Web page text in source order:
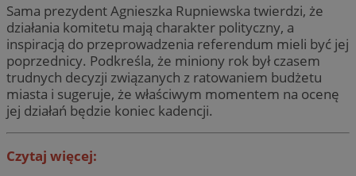
Sama prezydent Agnieszka Rupniewska twierdzi, że
działania komitetu mają charakter polityczny, a
inspiracją do przeprowadzenia referendum mieli być jej
poprzednicy. Podkreśla, że miniony rok był czasem
trudnych decyzji związanych z ratowaniem budżetu
miasta i sugeruje, że właściwym momentem na ocenę
jej działań będzie koniec kadencji.
Czytaj więcej: